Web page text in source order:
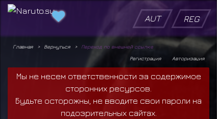
AUT REG
Главная Вернуться
Переход по внешней ссылке
Авторизация
Регистрация
Мы не несем ответственности за содержимое
сторонних ресурсов.
Будьте осторожны, не вводите свои пароли на
подозрительных сайтах.